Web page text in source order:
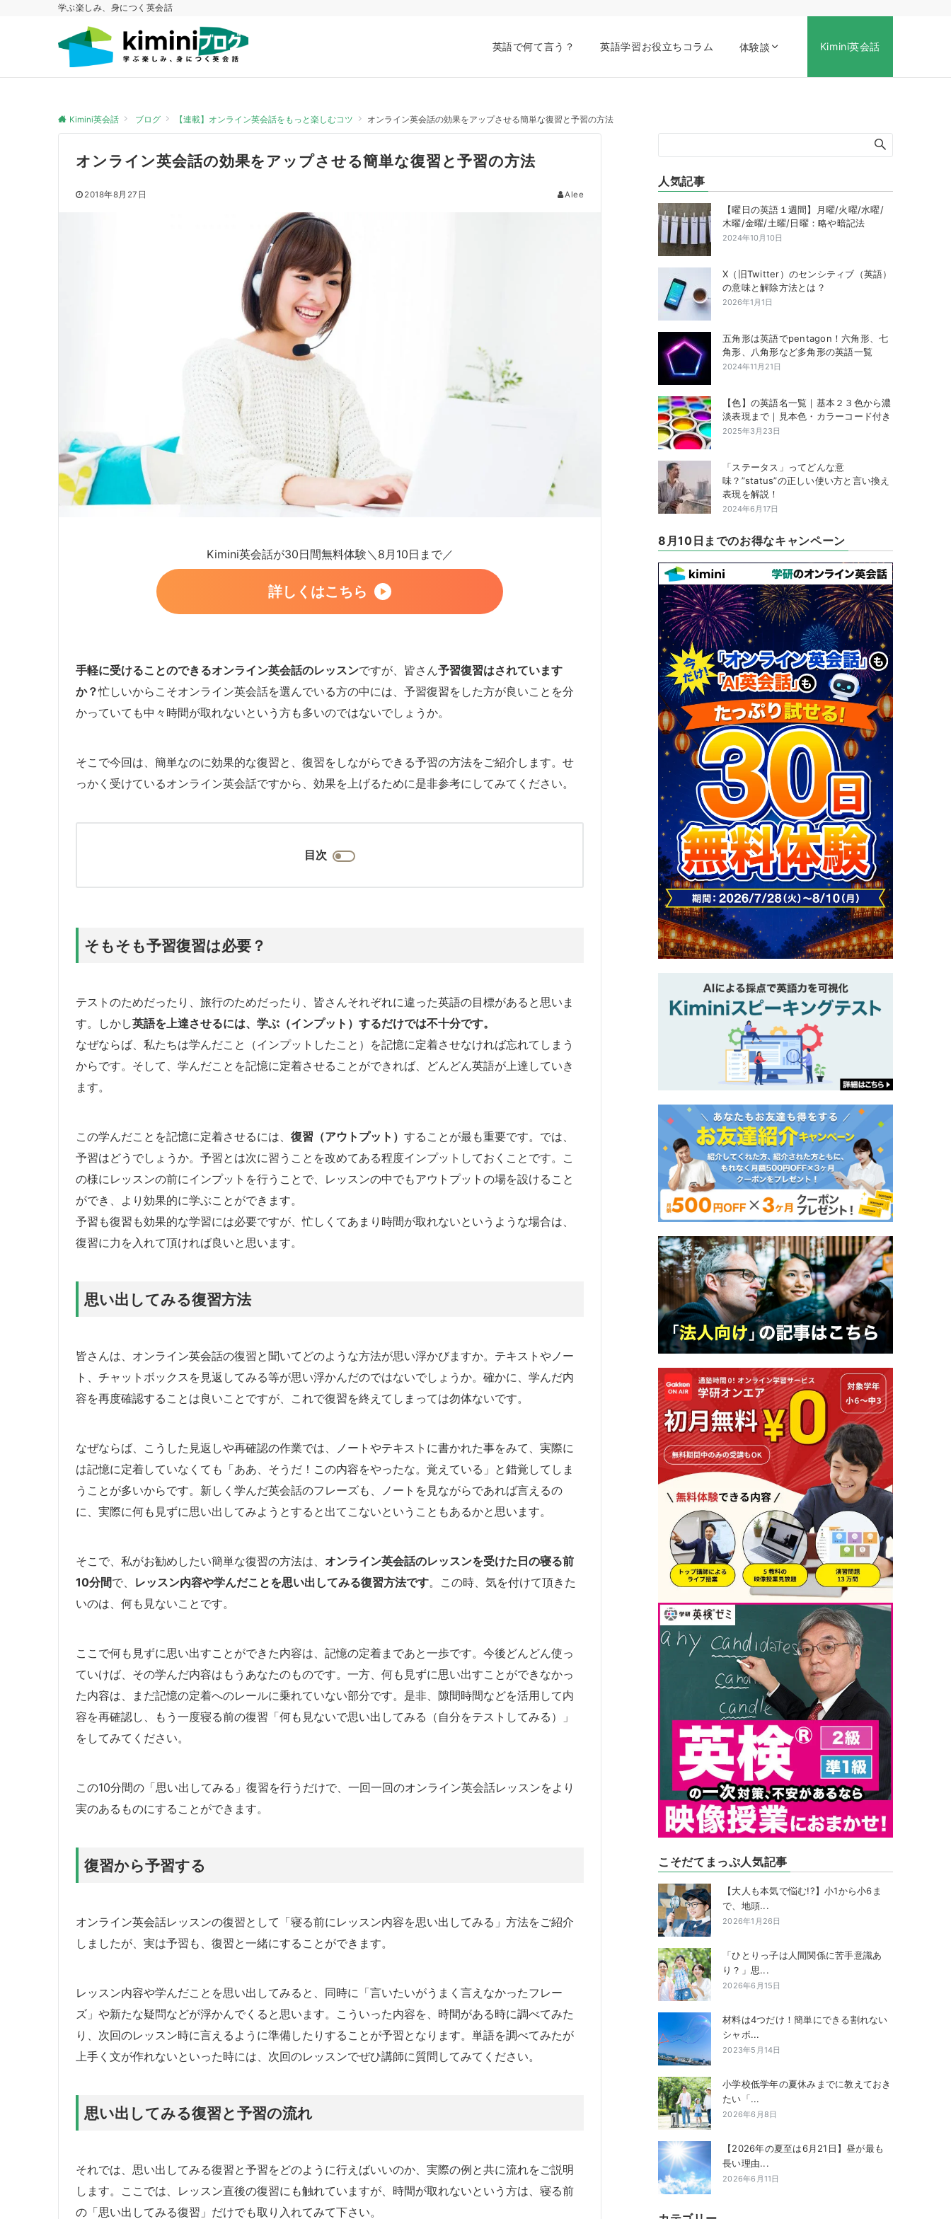
学ぶ楽しみ、身につく英会話
英語で何て言う？ 英語学習お役立ちコラム 体験談 Kimini英会話
Kimini英会話 ブログ 【連載】オンライン英会話をもっと楽しむコツ オンライン英会話の効果をアップさせる簡単な復習と予習の方法
オンライン英会話の効果をアップさせる簡単な復習と予習の方法
2018年8月27日 Alee
Kimini英会話が30日間無料体験＼8月10日まで／
詳しくはこちら
手軽に受けることのできるオンライン英会話のレッスンですが、皆さん予習復習はされています
か？忙しいからこそオンライン英会話を選んでいる方の中には、予習復習をした方が良いことを分
かっていても中々時間が取れないという方も多いのではないでしょうか。
そこで今回は、簡単なのに効果的な復習と、復習をしながらできる予習の方法をご紹介します。せ
っかく受けているオンライン英会話ですから、効果を上げるために是非参考にしてみてください。
目次
そもそも予習復習は必要？
テストのためだったり、旅行のためだったり、皆さんそれぞれに違った英語の目標があると思いま
す。しかし英語を上達させるには、学ぶ（インプット）するだけでは不十分です。
なぜならば、私たちは学んだこと（インプットしたこと）を記憶に定着させなければ忘れてしまう
からです。そして、学んだことを記憶に定着させることができれば、どんどん英語が上達していき
ます。
この学んだことを記憶に定着させるには、 復習（アウトプット） することが最も重要です。では、
予習はどうでしょうか。予習とは次に習うことを改めてある程度インプットしておくことです。こ
の様にレッスンの前にインプットを行うことで、レッスンの中でもアウトプットの場を設けること
ができ、より効果的に学ぶことができます。
予習も復習も効果的な学習には必要ですが、忙しくてあまり時間が取れないというような場合は、
復習に力を入れて頂ければ良いと思います。
思い出してみる復習方法
皆さんは、オンライン英会話の復習と聞いてどのような方法が思い浮かびますか。テキストやノー
ト、チャットボックスを見返してみる等が思い浮かんだのではないでしょうか。確かに、学んだ内
容を再度確認することは良いことですが、これで復習を終えてしまっては勿体ないです。
なぜならば、こうした見返しや再確認の作業では、ノートやテキストに書かれた事をみて、実際に
は記憶に定着していなくても「ああ、そうだ！この内容をやったな。覚えている」と錯覚してしま
うことが多いからです。新しく学んだ英会話のフレーズも、ノートを見ながらであれば言えるの
に、実際に何も見ずに思い出してみようとすると出てこないということもあるかと思います。
そこで、私がお勧めしたい簡単な復習の方法は、 オンライン英会話のレッスンを受けた日の寝る前
10分間で、 レッスン内容や学んだことを思い出してみる復習方法です。この時、気を付けて頂きた
いのは、何も見ないことです。
ここで何も見ずに思い出すことができた内容は、記憶の定着まであと一歩です。今後どんどん使っ
ていけば、その学んだ内容はもうあなたのものです。一方、何も見ずに思い出すことができなかっ
た内容は、まだ記憶の定着へのレールに乗れていない部分です。是非、隙間時間などを活用して内
容を再確認し、もう一度寝る前の復習「何も見ないで思い出してみる（自分をテストしてみる）」
をしてみてください。
この10分間の「思い出してみる」復習を行うだけで、一回一回のオンライン英会話レッスンをより
実のあるものにすることができます。
復習から予習する
オンライン英会話レッスンの復習として「寝る前にレッスン内容を思い出してみる」方法をご紹介
しましたが、実は予習も、復習と一緒にすることができます。
レッスン内容や学んだことを思い出してみると、同時に「言いたいがうまく言えなかったフレー
ズ」や新たな疑問などが浮かんでくると思います。こういった内容を、時間がある時に調べてみた
り、次回のレッスン時に言えるように準備したりすることが予習となります。単語を調べてみたが
上手く文が作れないといった時には、次回のレッスンでぜひ講師に質問してみてください。
思い出してみる復習と予習の流れ
それでは、思い出してみる復習と予習をどのように行えばいいのか、実際の例と共に流れをご説明
します。ここでは、レッスン直後の復習にも触れていますが、時間が取れないという方は、寝る前
の「思い出してみる復習」だけでも取り入れてみて下さい。
人気記事
【曜日の英語１週間】月曜/火曜/水曜/
木曜/金曜/土曜/日曜：略や暗記法
2024年10月10日
X（旧Twitter）のセンシティブ（英語）
の意味と解除方法とは？
2026年1月1日
五角形は英語でpentagon！六角形、七
角形、八角形など多角形の英語一覧
2024年11月21日
【色】の英語名一覧｜基本２３色から濃
淡表現まで｜見本色・カラーコード付き
2025年3月23日
「ステータス」ってどんな意
味？”status”の正しい使い方と言い換え
表現を解説！
2024年6月17日
8月10日までのお得なキャンペーン
こそだてまっぷ人気記事
【大人も本気で悩む!?】小1から小6ま
で、地頭...
2026年1月26日
「ひとりっ子は人間関係に苦手意識あ
り？」思...
2026年6月15日
材料は4つだけ！簡単にできる割れない
シャボ...
2023年5月14日
小学校低学年の夏休みまでに教えておき
たい「...
2026年6月8日
【2026年の夏至は6月21日】昼が最も
長い理由...
2026年6月11日